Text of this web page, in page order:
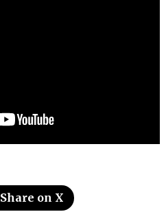
Share on X